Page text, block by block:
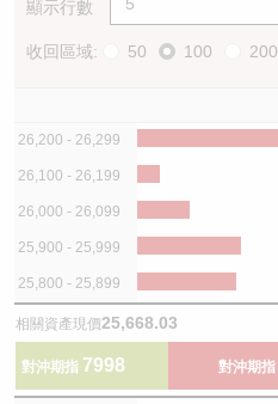
顯示行數
收回區域: 50 100 200
26,200 - 26,299
26,100 - 26,199
26,000 - 26,099
25,900 - 25,999
25,800 - 25,899
相關資產現價25,668.03
對沖期指 7998 對沖期指